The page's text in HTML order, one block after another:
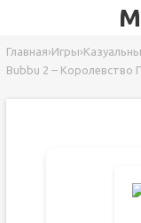
Главная›Игры›
Bubbu 2 –